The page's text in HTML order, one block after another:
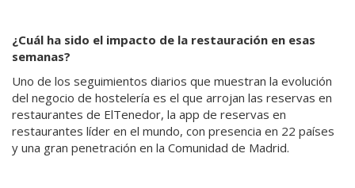
¿Cuál ha sido el impacto de la restauración en esas
semanas?
Uno de los seguimientos diarios que muestran la evolución
del negocio de hostelería es el que arrojan las reservas en
restaurantes de ElTenedor, la app de reservas en
restaurantes líder en el mundo, con presencia en 22 países
y una gran penetración en la Comunidad de Madrid.